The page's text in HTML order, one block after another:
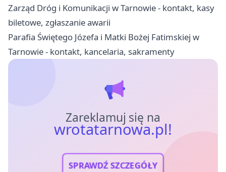
Zarząd Dróg i Komunikacji w Tarnowie - kontakt, kasy
biletowe, zgłaszanie awarii
Parafia Świętego Józefa i Matki Bożej Fatimskiej w
Tarnowie - kontakt, kancelaria, sakramenty
Zareklamuj się na
wrotatarnowa.pl!
SPRAWDŹ SZCZEGÓŁY